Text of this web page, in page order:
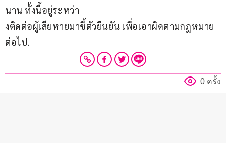
นาน ทั้งนี้อยู่ระหว่า
งติดต่อผู้เสียหายมาชี้ตัวยืนยัน เพื่อเอาผิดตามกฎหมาย
ต่อไป.
0 ครั้ง